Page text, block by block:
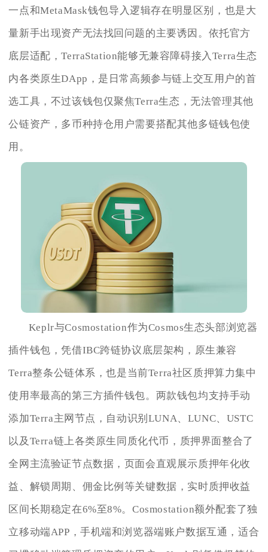
一点和MetaMask钱包导入逻辑存在明显区别，也是大
量新手出现资产无法找回问题的主要诱因。依托官方
底层适配，TerraStation能够无兼容障碍接入Terra生态
内各类原生DApp，是日常高频参与链上交互用户的首
选工具，不过该钱包仅聚焦Terra生态，无法管理其他
公链资产，多币种持仓用户需要搭配其他多链钱包使
用。
Keplr与Cosmostation作为Cosmos生态头部浏览器
插件钱包，凭借IBC跨链协议底层架构，原生兼容
Terra整条公链体系，也是当前Terra社区质押算力集中
使用率最高的第三方插件钱包。两款钱包均支持手动
添加Terra主网节点，自动识别LUNA、LUNC、USTC
以及Terra链上各类原生同质化代币，质押界面整合了
全网主流验证节点数据，页面会直观展示质押年化收
益、解锁周期、佣金比例等关键数据，实时质押收益
区间长期稳定在6%至8%。Cosmostation额外配套了独
立移动端APP，手机端和浏览器端账户数据互通，适合